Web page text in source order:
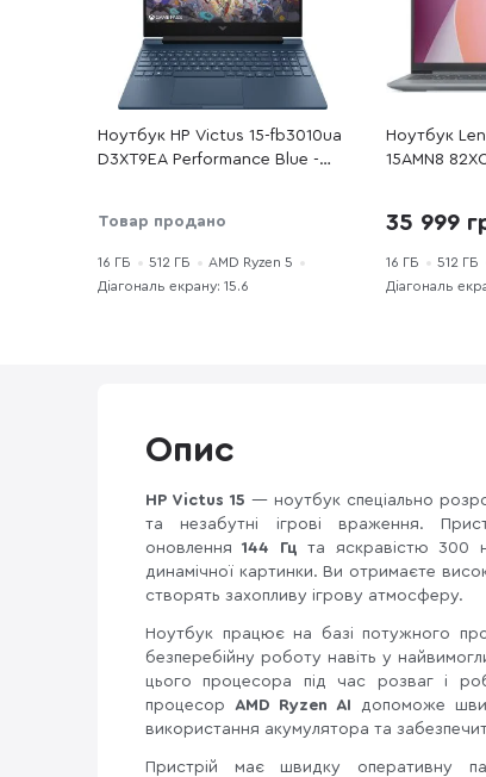
Ноутбук HP Victus 15-fb3010ua
D3XT9EA Performance Blue -
SSD 512 ГБ / GeForce RTX 4050
Товар продано
16 ГБ 512 ГБ
AMD Ryzen 5
Діагональ екрану: 15.6
Ноутбук
15AMN8
PCI-E SSD
Graphics
35 999
16 ГБ 512 ГБ
Діагональ
Опис
HP Victus 15 — ноутбук спеціально
та незабутні ігрові враження.
оновлення144 Гцта яскравістю 300
динамічної картинки. Ви отримаєте
створять захопливу ігрову атмосферу.
Ноутбук працює на базі потужного
безперебійну роботу навіть у
цього процесора під час розваг і
процесор AMD Ryzen AI допоможе
використання акумулятора та
Пристрій має швидку оперативну